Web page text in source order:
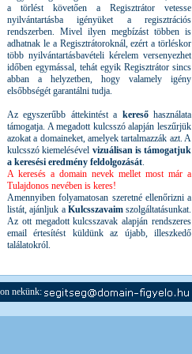
a törlést követően a Regisztrátor vetesse
nyilvántartásba igényüket a regisztrációs
rendszerben. Mivel ilyen megbízást többen is
adhatnak le a Regisztrátoroknál, ezért a törléskor
több nyilvántartásbavételi kérelem versenyezhet
időben egymással, tehát egyik Regisztrátor sincs
abban a helyzetben, hogy valamely igény
elsőbbségét garantálni tudja.
Az egyszerűbb áttekintést a keresőhasználata
támogatja. A megadott kulcsszó alapján leszűrjük
azokat a domaineket, amelyek tartalmazzák azt. A
kulcsszó kiemelésével vizuálisan is támogatjuk
a keresési eredmény feldolgozását.
A keresés a domain nevek mellet most már a
Tulajdonos nevében is keres!
Amennyiben folyamatosan szeretné ellenőrizni a
listát, ajánljuk a Kulcsszavaimszolgáltatásunkat.
Az ott megadott kulcsszavak alapján rendszeres
email értesítést küldünk az újabb, illeszkedő
találatokról.
nekünk: